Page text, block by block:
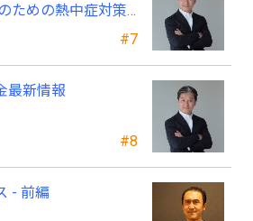
#7
ための熱中症対策
#8
最新情報
- 前編